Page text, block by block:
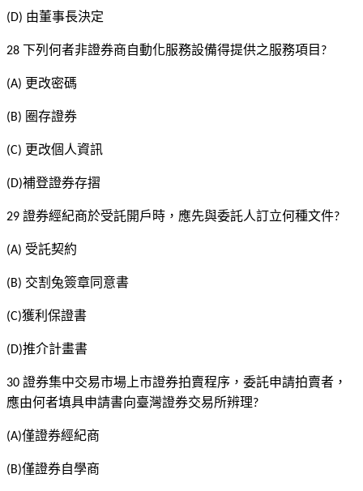
(D) 由董事長決定
28 下列何者非證券商自動化服務設備得提供之服務項目 ?
(A) 更改密碼
(B) 圈存證券
(C) 更改個人資訊
(D)補登證券存摺
29 證券經紀商於受託開戶時，應先與委託人訂立何種文件?
(A) 受託契約
(B) 交割兔簽章同意書
(C)獲利保證書
(D)推介計畫書
30 證券集中交易市場上市證券拍賣程序，委託申請拍賣者，
應由何者填具申請書向臺灣證券交易所辨理?
(A)僅證券經紀商
(B)僅證券自學商